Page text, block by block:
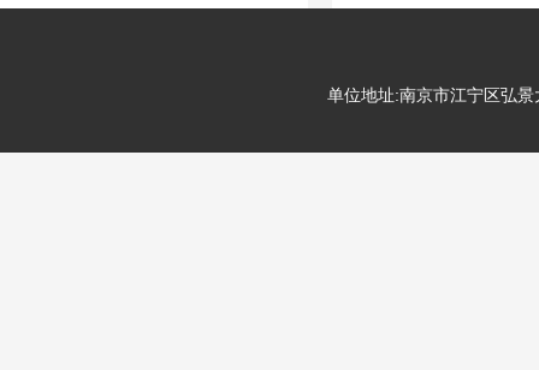
单位地址:南京市江宁区弘